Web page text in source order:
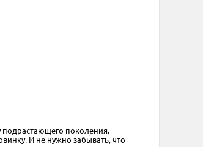
подрастающего поколения.
И не нужно забывать, что